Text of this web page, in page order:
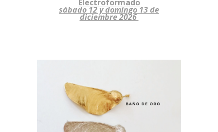
Electroformado
sábado 12 y domingo 13de
diciembre 2026